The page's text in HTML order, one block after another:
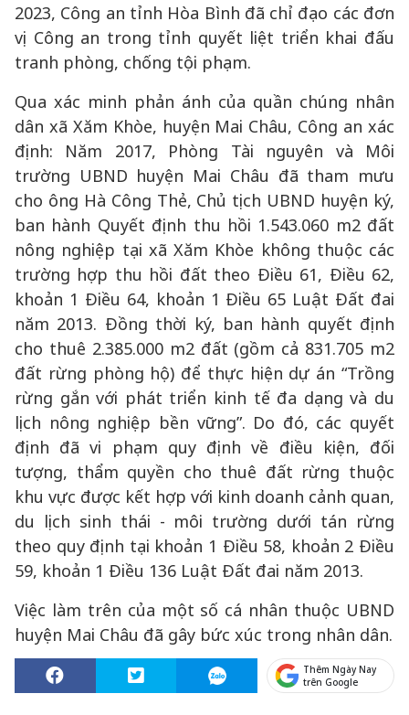
2023, Công an tỉnh Hòa Bình đã chỉ đạo các đơn
vị Công an trong tỉnh quyết liệt triển khai đấu
tranh phòng, chống tội phạm.
Qua xác minh phản ánh của quần chúng nhân
dân xã Xăm Khòe, huyện Mai Châu, Công an xác
định: Năm 2017, Phòng Tài nguyên và Môi
trường UBND huyện Mai Châu đã tham mưu
cho ông Hà Công Thẻ, Chủ tịch UBND huyện ký,
ban hành Quyết định thu hồi 1.543.060 m2 đất
nông nghiệp tại xã Xăm Khòe không thuộc các
trường hợp thu hồi đất theo Điều 61, Điều 62,
khoản 1 Điều 64, khoản 1 Điều 65 Luật Đất đai
năm 2013. Đồng thời ký, ban hành quyết định
cho thuê 2.385.000 m2 đất (gồm cả 831.705 m2
đất rừng phòng hộ) để thực hiện dự án “Trồng
rừng gắn với phát triển kinh tế đa dạng và du
lịch nông nghiệp bền vững”. Do đó, các quyết
định đã vi phạm quy định về điều kiện, đối
tượng, thẩm quyền cho thuê đất rừng thuộc
khu vực được kết hợp với kinh doanh cảnh quan,
du lịch sinh thái - môi trường dưới tán rừng
theo quy định tại khoản 1 Điều 58, khoản 2 Điều
59, khoản 1 Điều 136 Luật Đất đai năm 2013.
Việc làm trên của một số cá nhân thuộc UBND
huyện Mai Châu đã gây bức xúc trong nhân dân.
Thêm Ngày Nay
trên Google